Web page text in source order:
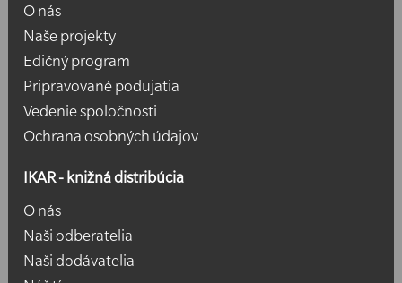
O nás
Naše projekty
Edičný program
Pripravované podujatia
Vedenie spoločnosti
Ochrana osobných údajov
IKAR - knižná distribúcia
O nás
Naši odberatelia
Naši dodávatelia